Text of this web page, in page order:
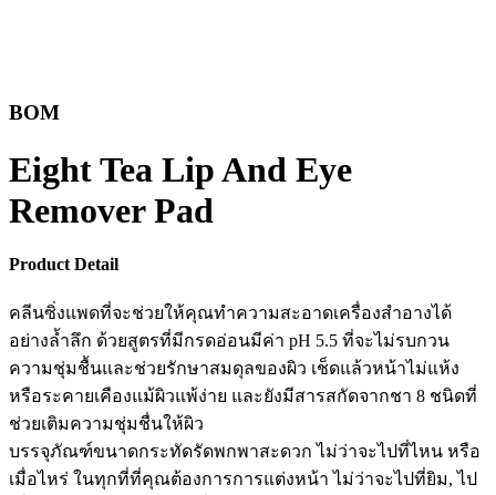
BOM
Eight Tea Lip And Eye
Remover Pad
Product Detail
คลีนซิ่งแพดที่จะช่วยให้คุณทำความสะอาดเครื่องสำอางได้
อย่างล้ำลึก ด้วยสูตรที่มีกรดอ่อนมีค่า pH 5.5 ที่จะไม่รบกวน
ความชุ่มชื้นและช่วยรักษาสมดุลของผิว เช็ดแล้วหน้าไม่แห้ง
หรือระคายเคืองแม้ผิวแพ้ง่าย และยังมีสารสกัดจากชา 8 ชนิดที่
ช่วยเติมความชุ่มชื่นให้ผิว
บรรจุภัณฑ์ขนาดกระทัดรัดพกพาสะดวก ไม่ว่าจะไปที่ไหน หรือ
เมื่อไหร่ ในทุกที่ที่คุณต้องการการแต่งหน้า ไม่ว่าจะไปที่ยิม, ไป